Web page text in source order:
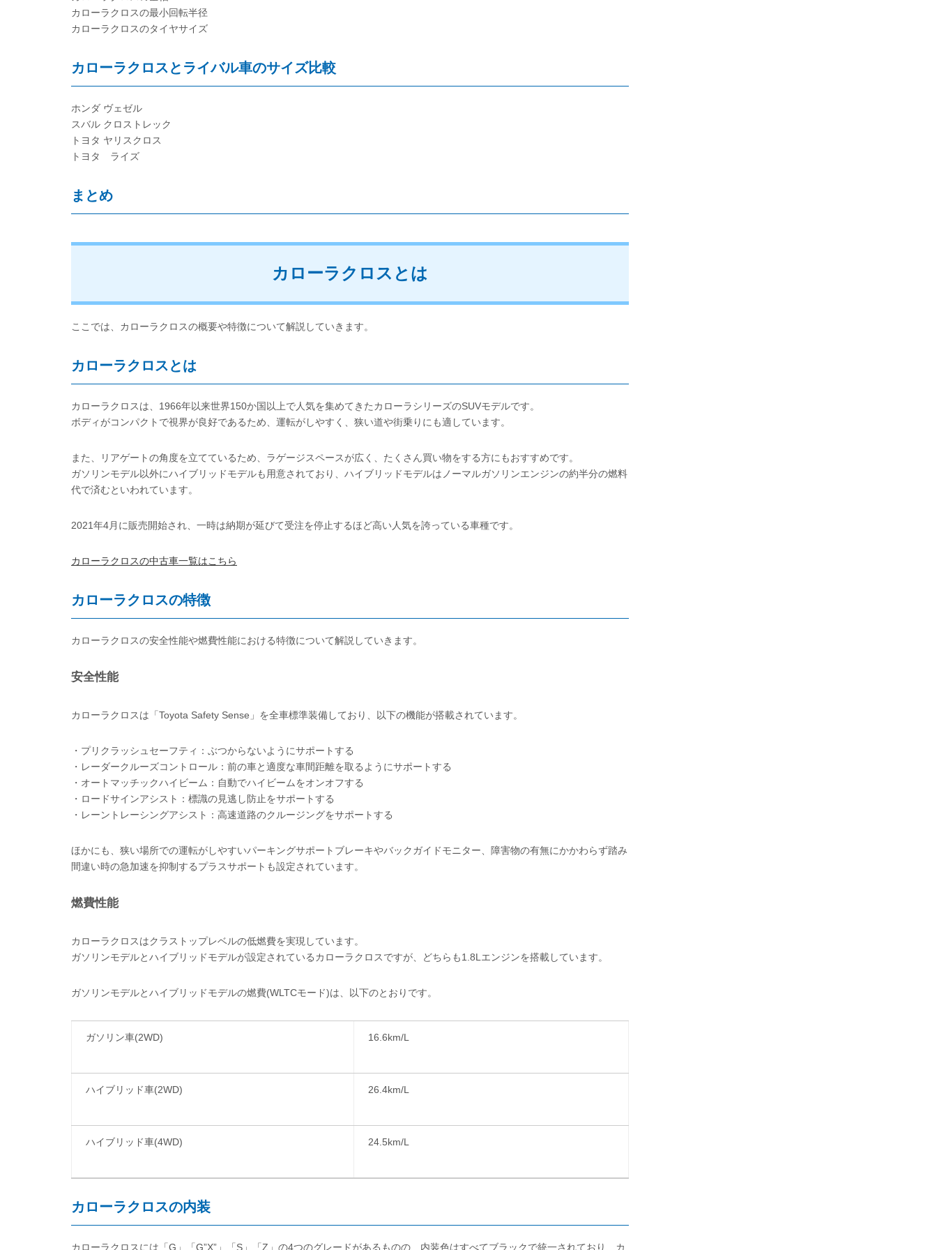
カローラクロスの最小回転半径
カローラクロスのタイヤサイズ
カローラクロスとライバル車のサイズ比較
ホンダ ヴェゼル
スバル クロストレック
トヨタ ヤリスクロス
トヨタ ライズ
まとめ
カローラクロスとは
ここでは、カローラクロスの概要や特徴について解説していきます。
カローラクロスとは
カローラクロスは、1966年以来世界150か国以上で人気を集めてきたカローラシリーズのSUVモデルです。
ボディがコンパクトで視界が良好であるため、運転がしやすく、狭い道や街乗りにも適しています。
また、リアゲートの角度を立てているため、ラゲージスペースが広く、たくさん買い物をする方にもおすすめです。
ガソリンモデル以外にハイブリッドモデルも用意されており、ハイブリッドモデルはノーマルガソリンエンジンの約半分の燃料
代で済むといわれています。
2021年4月に販売開始され、一時は納期が延びて受注を停止するほど高い人気を誇っている車種です。
カローラクロスの中古車一覧はこちら
カローラクロスの特徴
カローラクロスの安全性能や燃費性能における特徴について解説していきます。
安全性能
カローラクロスは「Toyota Safety Sense」を全車標準装備しており、以下の機能が搭載されています。
・プリクラッシュセーフティ：ぶつからないようにサポートする
・レーダークルーズコントロール：前の車と適度な車間距離を取るようにサポートする
・オートマッチックハイビーム：自動でハイビームをオンオフする
・ロードサインアシスト：標識の見逃し防止をサポートする
・レーントレーシングアシスト：高速道路のクルージングをサポートする
ほかにも、狭い場所での運転がしやすいパーキングサポートブレーキやバックガイドモニター、障害物の有無にかかわらず踏み
間違い時の急加速を抑制するプラスサポートも設定されています。
燃費性能
カローラクロスはクラストップレベルの低燃費を実現しています。
ガソリンモデルとハイブリッドモデルが設定されているカローラクロスですが、どちらも1.8Lエンジンを搭載しています。
ガソリンモデルとハイブリッドモデルの燃費(WLTCモード)は、以下のとおりです。
ガソリン車(2WD) 16.6km/L
ハイブリッド車(2WD) 26.4km/L
ハイブリッド車(4WD) 24.5km/L
カローラクロスの内装
カローラクロスには「G」「G”X”」「S」「Z」の4つのグレードがあるものの、内装色はすべてブラックで統一されており、カ